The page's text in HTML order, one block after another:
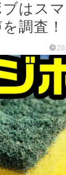
はス
調査！